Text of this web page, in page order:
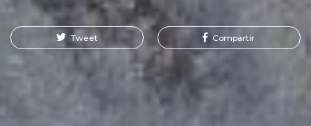
Tweet Compartir